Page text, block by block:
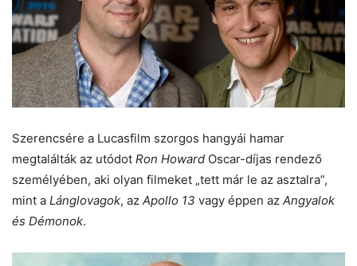
Szerencsére a Lucasfilm szorgos hangyái hamar
megtalálták az utódot Ron Howard Oscar-díjas rendező
személyében, aki olyan filmeket „tett már le az asztalra”,
mint a Lánglovagok, az Apollo 13 vagy éppen az Angyalok
és Démonok.